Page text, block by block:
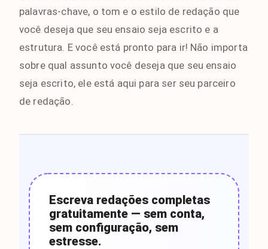
palavras-chave, o tom e o estilo de redação que
você deseja que seu ensaio seja escrito e a
estrutura. E você está pronto para ir! Não importa
sobre qual assunto você deseja que seu ensaio
seja escrito, ele está aqui para ser seu parceiro
de redação.
Escreva redações completas
gratuitamente — sem conta,
sem configuração, sem
estresse.